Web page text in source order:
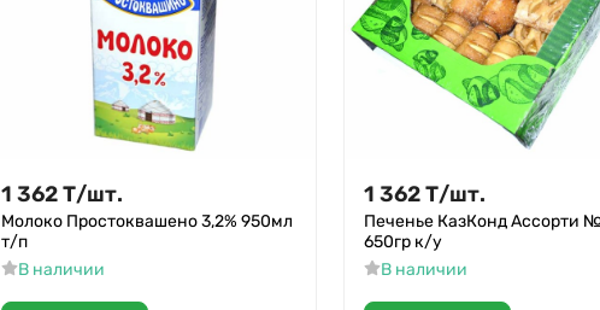
1 362Т/шт.
Молоко Простоквашено 3,2% 950мл
т/п
В наличии
1 362Т/шт.
Печенье КазКонд Ассорти
650гр к/у
В наличии